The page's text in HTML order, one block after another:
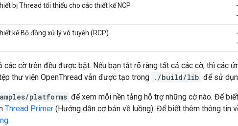
bị Thread tối thiểu cho các thiết kế NCP
kế Bộ đồng xử lý vô tuyến (RCP)
các cờ trên đều được bật. Nếu bạn tắt rõ ràng tất cả các cờ, thì các
thư viện OpenThread vẫn được tạo trong ./build/lib để sử
platforms để xem mỗi nền tảng hỗ trợ những cờ nào. Để
Thread Primer (Hướng dẫn cơ bản về luồng). Để biết thêm thông tin
.